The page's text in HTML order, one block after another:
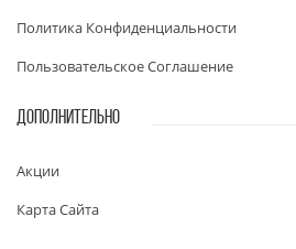
Политика Конфиденциальности
Пользовательское Соглашение
ДОПОЛНИТЕЛЬНО
Акции
Карта Сайта